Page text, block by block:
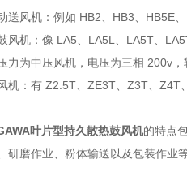
送风机：例如 HB2、HB3、HB5E
风机：像 LA5、LA5L、LA5T、
力为中压风机，电压为三相 200v
机：有 Z2.5T、ZE3T、Z3T、Z4T
叶片型持久散热鼓风机的特点
研磨作业、粉体输送以及包装作业等